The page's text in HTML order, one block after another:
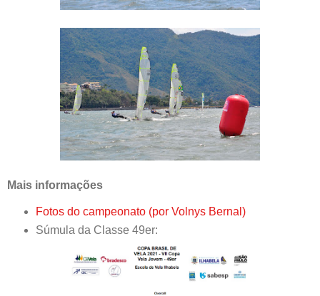
Mais informações
Fotos do campeonato (por Volnys Bernal)
Súmula da Classe 49er: